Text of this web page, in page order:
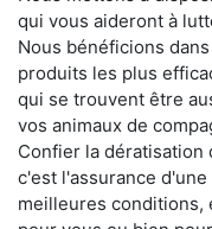
qui vous aideront à
Nous bénéficions
produits les plus
qui se trouvent être
vos animaux de
Confier la dératisation
c'est l'assurance
meilleures conditions,